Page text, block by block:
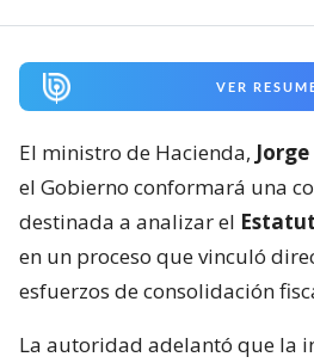
VER
El ministro de Hacienda,
el Gobierno conformará una
destinada a analizar el
en un proceso que vinculó
esfuerzos de consolidación
La autoridad adelantó que la